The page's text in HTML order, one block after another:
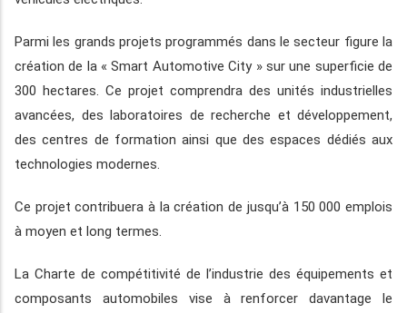
Parmi les grands projets programmés dans le secteur figure la
création de la « Smart Automotive City » sur une superficie de
300 hectares. Ce projet comprendra des unités industrielles
avancées, des laboratoires de recherche et développement,
des centres de formation ainsi que des espaces dédiés aux
technologies modernes.
Ce projet contribuera à la création de jusqu’à 150 000 emplois
à moyen et long termes.
La Charte de compétitivité de l’industrie des équipements et
composants automobiles vise à renforcer davantage le